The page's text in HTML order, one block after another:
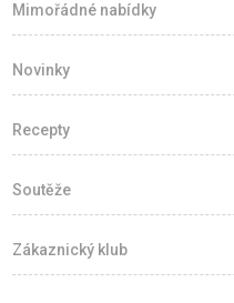
Mimořádné nabídky
Novinky
Recepty
Soutěže
Zákaznický klub